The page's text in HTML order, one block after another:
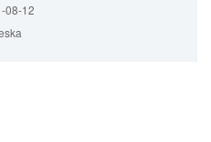
08-12